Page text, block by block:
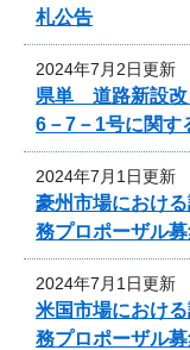
札公告
2024年7月2日更新
県単 道路新設
6－7－1号に関す
2024年7月1日更新
豪州市場におけ
務プロポーザル募
2024年7月1日更新
米国市場におけ
務プロポーザル募